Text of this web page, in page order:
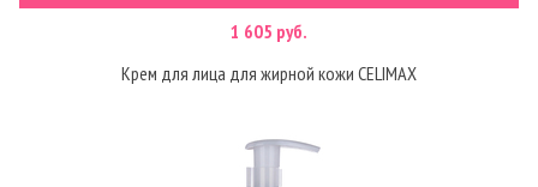
1 605 руб.
Крем для лица для жирной кожи CELIMAX